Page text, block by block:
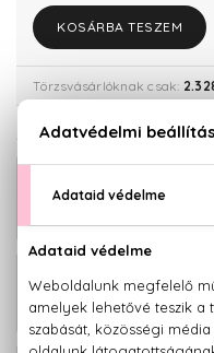
KOSÁRBA TESZEM
Törzsvásárlóknak csak:
Gránátalma